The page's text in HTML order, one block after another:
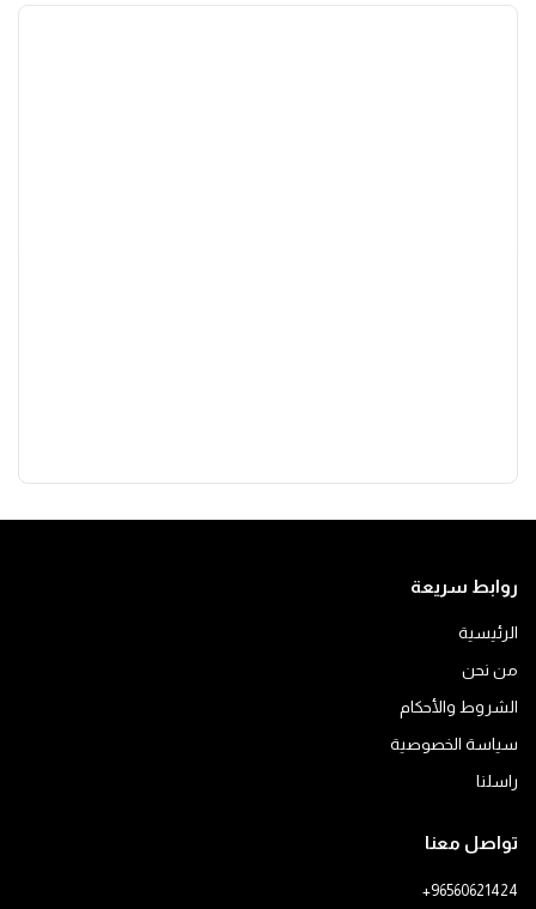
روابط سريعة
الرئيسية
من نحن
الشروط والأحكام
سياسة الخصوصية
راسلنا
تواصل معنا
+96560621424